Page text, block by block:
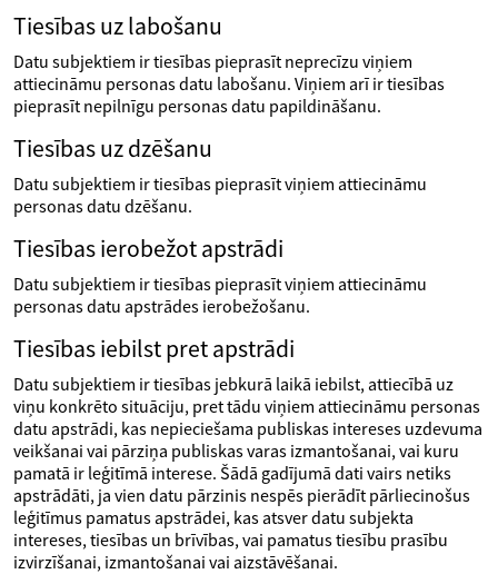
Tiesības uz labošanu
Datu subjektiem ir tiesības pieprasīt neprecīzu viņiem
attiecināmu personas datu labošanu. Viņiem arī ir tiesības
pieprasīt nepilnīgu personas datu papildināšanu.
Tiesības uz dzēšanu
Datu subjektiem ir tiesības pieprasīt viņiem attiecināmu
personas datu dzēšanu.
Tiesības ierobežot apstrādi
Datu subjektiem ir tiesības pieprasīt viņiem attiecināmu
personas datu apstrādes ierobežošanu.
Tiesības iebilst pret apstrādi
Datu subjektiem ir tiesības jebkurā laikā iebilst, attiecībā uz
viņu konkrēto situāciju, pret tādu viņiem attiecināmu personas
datu apstrādi, kas nepieciešama publiskas intereses uzdevuma
veikšanai vai pārziņa publiskas varas izmantošanai, vai kuru
pamatā ir leģitīmā interese. Šādā gadījumā dati vairs netiks
apstrādāti, ja vien datu pārzinis nespēs pierādīt pārliecinošus
leģitīmus pamatus apstrādei, kas atsver datu subjekta
intereses, tiesības un brīvības, vai pamatus tiesību prasību
izvirzīšanai, izmantošanai vai aizstāvēšanai.